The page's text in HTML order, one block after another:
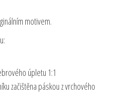
motivem.
úpletu 1:1
začištěna páskou z vrchového